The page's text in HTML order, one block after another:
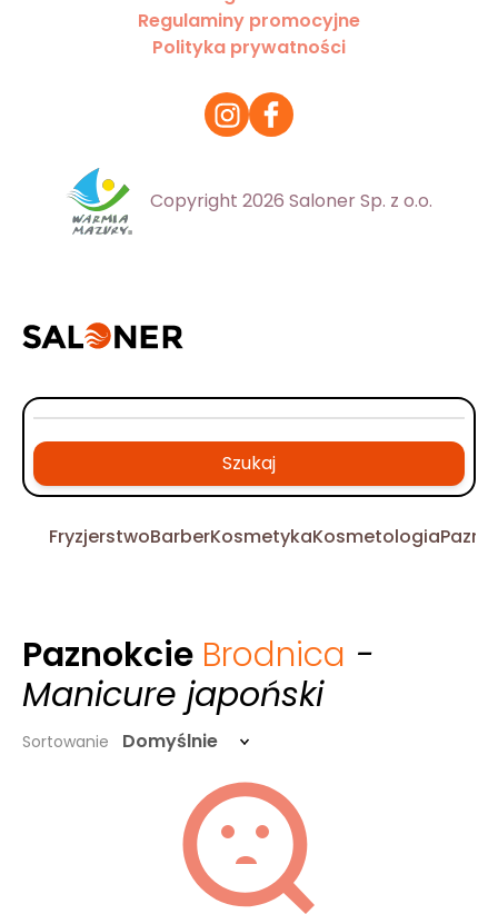
Regulaminy promocyjne
Polityka prywatności
Copyright 2026 Saloner Sp. z o.o.
Szukaj
FryzjerstwoBarberKosmetykaKosmetologia
Paznokcie Brodnica -
Manicure japoński
Sortowanie Domyślnie